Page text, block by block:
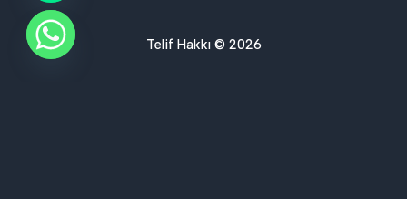
Telif Hakkı © 2026